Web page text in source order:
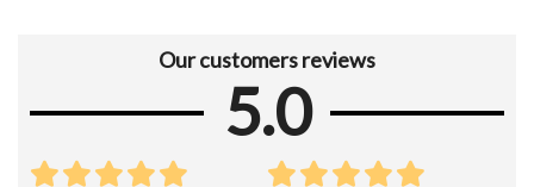
Our customers reviews
5.0